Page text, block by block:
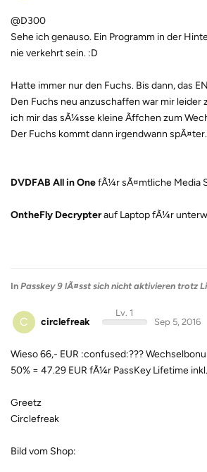
@D300
Sehe ich genauso. Ein Programm in der
nie verkehrt sein. :D
Hatte immer nur den Fuchs. Bis dann, das
Den Fuchs neu anzuschaffen war mir leider
ich mir das sÃ¼sse kleine Ãffchen zum
Der Fuchs kommt dann irgendwann spÃ¤ter.
DVDFAB All in OnefÃ¼r sÃ¤mtliche Media
OntheFly Decrypterauf Laptop fÃ¼r
In Passkey 9 lÃ¤sst sich nicht aktivieren trotz
C circlefreak
Lv. 1
Sep 5, 2016
Wieso 66,- EUR :confused:???
50% = 47.29 EUR fÃ¼r PassKey Lifetime
Greetz
Circlefreak
Bild vom Shop: